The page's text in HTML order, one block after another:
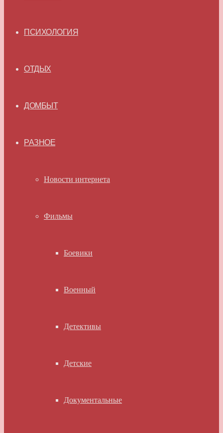
ПСИХОЛОГИЯ
ОТДЫХ
ДОМБЫТ
РАЗНОЕ
Новости интернета
Фильмы
Боевики
Военный
Детективы
Детские
Документальные